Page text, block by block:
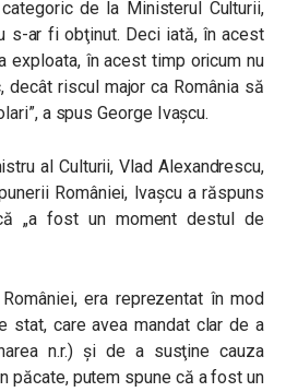
de la Ministerul Culturii,
s-ar fi obţinut. Deci iată, în acest
exploata, în acest timp oricum nu
decât riscul major ca România să
a spus George Ivaşcu.
al Culturii, Vlad Alexandrescu,
României, Ivașcu a răspuns
„a fost un moment destul de
României, era reprezentat în mod
stat, care avea mandat clar de a
n.r.) şi de a susţine cauza
păcate, putem spune că a fost un